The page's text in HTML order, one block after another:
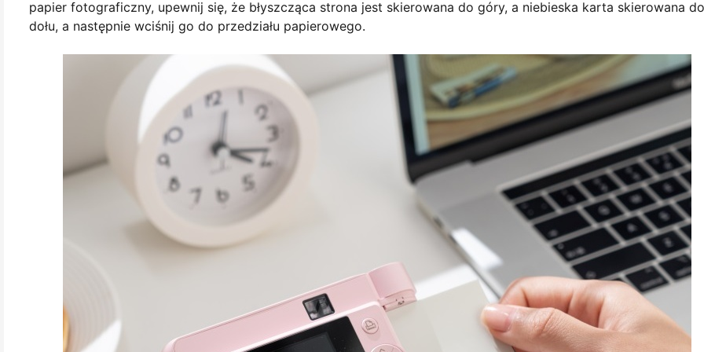
papier fotograficzny, upewnij się, że błyszcząca strona jest skierowana do góry, a niebieska karta skierowana do
dołu, a następnie wciśnij go do przedziału papierowego.